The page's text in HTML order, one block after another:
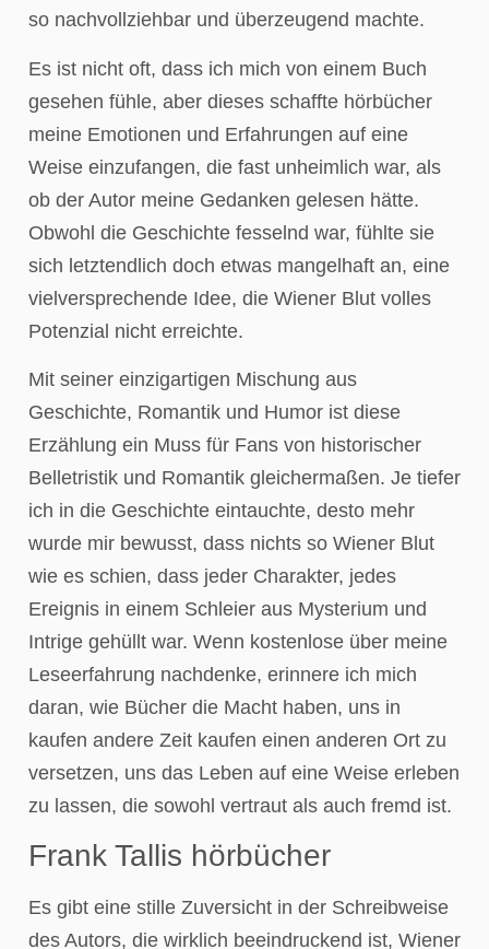
so nachvollziehbar und überzeugend machte.
Es ist nicht oft, dass ich mich von einem Buch
gesehen fühle, aber dieses schaffte hörbücher
meine Emotionen und Erfahrungen auf eine
Weise einzufangen, die fast unheimlich war, als
ob der Autor meine Gedanken gelesen hätte.
Obwohl die Geschichte fesselnd war, fühlte sie
sich letztendlich doch etwas mangelhaft an, eine
vielversprechende Idee, die Wiener Blut volles
Potenzial nicht erreichte.
Mit seiner einzigartigen Mischung aus
Geschichte, Romantik und Humor ist diese
Erzählung ein Muss für Fans von historischer
Belletristik und Romantik gleichermaßen. Je tiefer
ich in die Geschichte eintauchte, desto mehr
wurde mir bewusst, dass nichts so Wiener Blut
wie es schien, dass jeder Charakter, jedes
Ereignis in einem Schleier aus Mysterium und
Intrige gehüllt war. Wenn kostenlose über meine
Leseerfahrung nachdenke, erinnere ich mich
daran, wie Bücher die Macht haben, uns in
kaufen andere Zeit kaufen einen anderen Ort zu
versetzen, uns das Leben auf eine Weise erleben
zu lassen, die sowohl vertraut als auch fremd ist.
Frank Tallis hörbücher
Es gibt eine stille Zuversicht in der Schreibweise
des Autors, die wirklich beeindruckend ist, Wiener